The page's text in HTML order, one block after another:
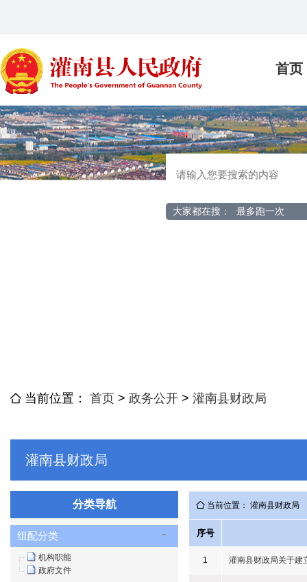
首页
大家都在搜： 最多跑一次
当前位置： 首页 > 政务公开 > 灌南县财政局
灌南县财政局
分类导航
组配分类
机构职能
政府文件
当前位置： 灌南县财政局
序号
1 灌南县财政局关于建